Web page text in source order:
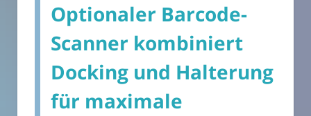
Optionaler Barcode-
Scanner kombiniert
Docking und Halterung
für maximale